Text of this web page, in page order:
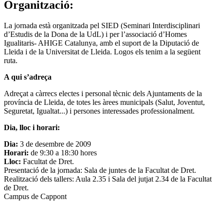
Organització:
La jornada està organitzada pel SIED (Seminari Interdisciplinari
d’Estudis de la Dona de la UdL) i per l’associació d’Homes
Igualitaris- AHIGE Catalunya, amb el suport de la Diputació de
Lleida i de la Universitat de Lleida. Logos els tenim a la següent
ruta.
A qui s’adreça
Adreçat a càrrecs electes i personal tècnic dels Ajuntaments de la
província de Lleida, de totes les àrees municipals (Salut, Joventut,
Seguretat, Igualtat...) i persones interessades professionalment.
Dia, lloc i horari:
Dia: 3 de desembre de 2009
Horari: de 9:30 a 18:30 hores
Lloc: Facultat de Dret.
Presentació de la jornada: Sala de juntes de la Facultat de Dret.
Realització dels tallers: Aula 2.35 i Sala del jutjat 2.34 de la Facultat
de Dret.
Campus de Cappont